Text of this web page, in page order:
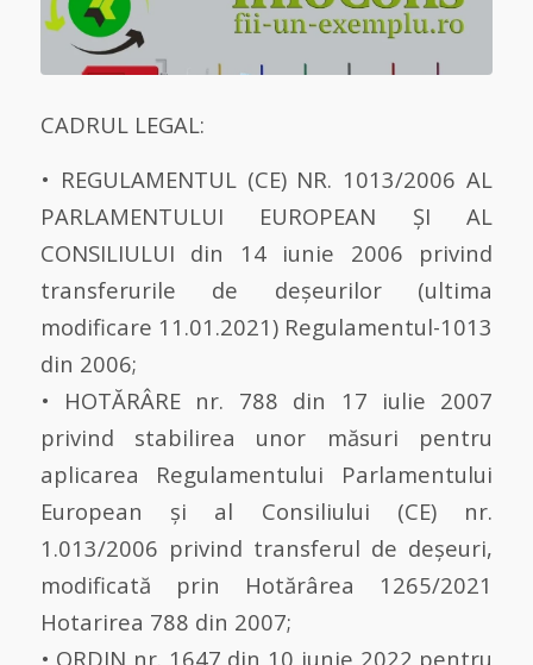
CADRUL LEGAL:
• REGULAMENTUL (CE) NR. 1013/2006 AL
PARLAMENTULUI EUROPEAN ȘI AL
CONSILIULUI din 14 iunie 2006 privind
transferurile de deșeurilor (ultima
modificare 11.01.2021) Regulamentul-1013
din 2006;
• HOTĂRÂRE nr. 788 din 17 iulie 2007
privind stabilirea unor măsuri pentru
aplicarea Regulamentului Parlamentului
European şi al Consiliului (CE) nr.
1.013/2006 privind transferul de deşeuri,
modificată prin Hotărârea 1265/2021
Hotarirea 788 din 2007;
• ORDIN nr. 1647 din 10 iunie 2022 pentru